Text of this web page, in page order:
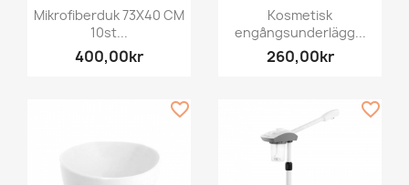
Mikrofiberduk 73X40 CM
10st...
400,00kr
Kosmetisk
engångsunderlägg...
260,00kr
favorite_border favorite_border